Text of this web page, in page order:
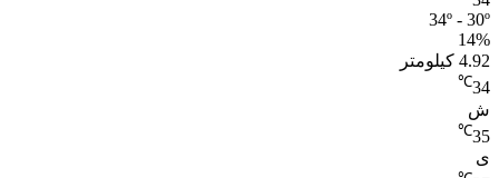
34º - 30º
14%
4.92 کیلومتر
34
℃
ش
35
℃
ی